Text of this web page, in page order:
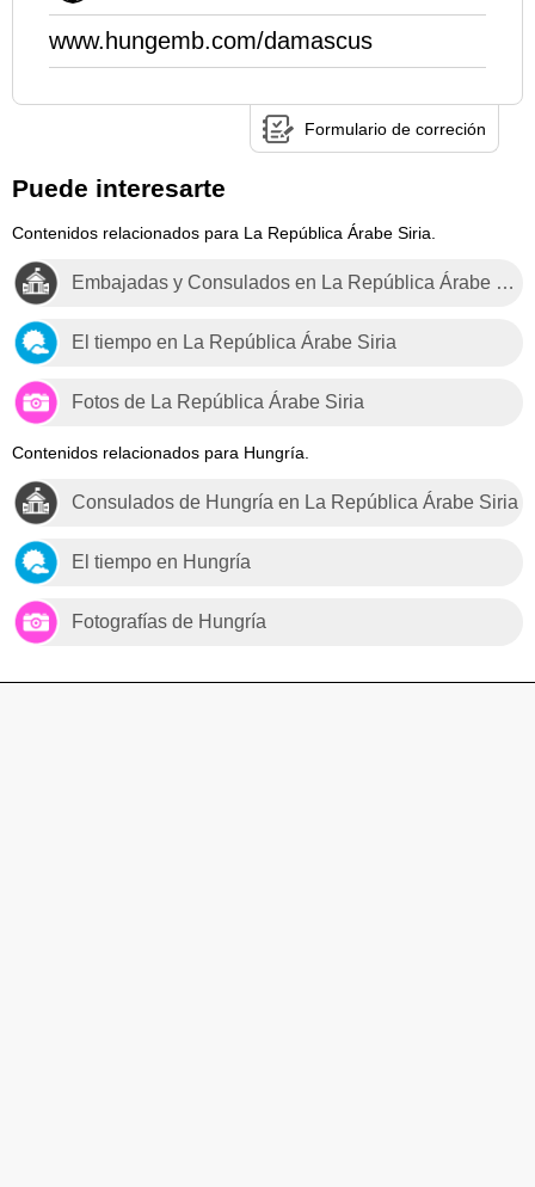
www.hungemb.com/damascus
Formulario de correción
Puede interesarte
Contenidos relacionados para La República Árabe Siria.
Embajadas y Consulados en La República Árabe Siria
El tiempo en La República Árabe Siria
Fotos de La República Árabe Siria
Contenidos relacionados para Hungría.
Consulados de Hungría en La República Árabe Siria
El tiempo en Hungría
Fotografías de Hungría